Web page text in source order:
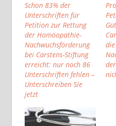
Schon 83% der
Unterschriften für
Petition zur Rettung
der Homöopathie-
Nachwuchsförderung
bei Carstens-Stiftung
erreicht: nur noch 86
Unterschriften fehlen –
Unterschreiben Sie
jetzt